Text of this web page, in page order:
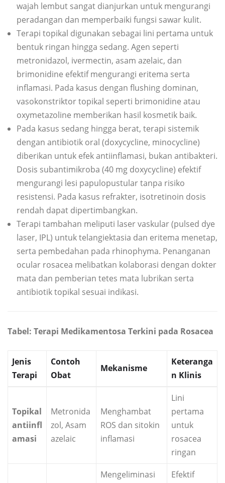
wajah lembut sangat dianjurkan untuk mengurangi
peradangan dan memperbaiki fungsi sawar kulit.
Terapi topikal digunakan sebagai lini pertama untuk
bentuk ringan hingga sedang. Agen seperti
metronidazol, ivermectin, asam azelaic, dan
brimonidine efektif mengurangi eritema serta
inflamasi. Pada kasus dengan flushing dominan,
vasokonstriktor topikal seperti brimonidine atau
oxymetazoline memberikan hasil kosmetik baik.
Pada kasus sedang hingga berat, terapi sistemik
dengan antibiotik oral (doxycycline, minocycline)
diberikan untuk efek antiinflamasi, bukan antibakteri.
Dosis subantimikroba (40 mg doxycycline) efektif
mengurangi lesi papulopustular tanpa risiko
resistensi. Pada kasus refrakter, isotretinoin dosis
rendah dapat dipertimbangkan.
Terapi tambahan meliputi laser vaskular (pulsed dye
laser, IPL) untuk telangiektasia dan eritema menetap,
serta pembedahan pada rhinophyma. Penanganan
ocular rosacea melibatkan kolaborasi dengan dokter
mata dan pemberian tetes mata lubrikan serta
antibiotik topikal sesuai indikasi.
Tabel: Terapi Medikamentosa Terkini pada Rosacea
Jenis
Terapi
Contoh
Obat
Mekanisme
Keteranga
n Klinis
Topikal
antiinfl
amasi
Metronida
zol, Asam
azelaic
Menghambat
ROS dan sitokin
inflamasi
Lini
pertama
untuk
rosacea
ringan
Mengeliminasi
Efektif